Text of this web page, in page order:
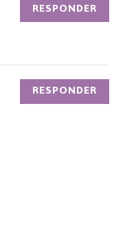
RESPONDER
RESPONDER